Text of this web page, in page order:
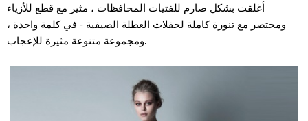
أغلقت بشكل صارم للفتيات المحافظات ، مثير مع قطع للأزياء
ومختصر مع تنورة كاملة لحفلات العطلة الصيفية - في كلمة واحدة ،
ومجموعة متنوعة مثيرة للإعجاب.